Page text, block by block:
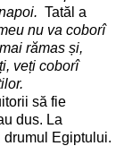
Tatăl a
nu va coborî
rămas și,
veți coborî
să fie
dus. La
drumul Egiptului.